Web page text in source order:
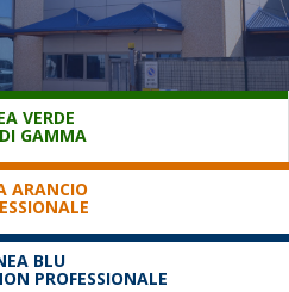
VERDE
GAMMA
ARANCIO
BLU
PROFESSIONALE